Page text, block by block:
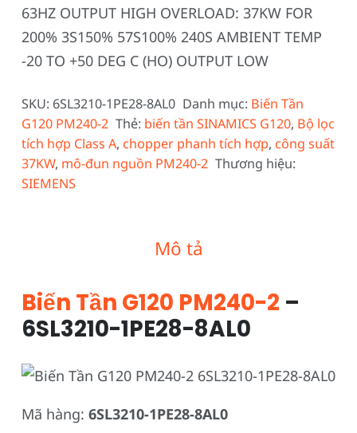
63HZ OUTPUT HIGH OVERLOAD: 37KW FOR
200% 3S150% 57S100% 240S AMBIENT TEMP
-20 TO +50 DEG C (HO) OUTPUT LOW
SKU: 6SL3210-1PE28-8AL0 Danh mục: Biến Tần
G120 PM240-2 Thẻ: biến tần SINAMICS G120, Bộ lọc
tích hợp Class A, chopper phanh tích hợp, công suất
37KW, mô-đun nguồn PM240-2 Thương hiệu:
SIEMENS
Mô tả
Biến Tần G120 PM240-2 –
6SL3210-1PE28-8AL0
Mã hàng: 6SL3210-1PE28-8AL0